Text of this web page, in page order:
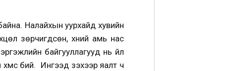
Налайхын уурхайд хувийн
зөрчигдсөн, хүний амь нас
байгууллагууд нь үйл
бий. Ингээд үзэхээр яалт ч